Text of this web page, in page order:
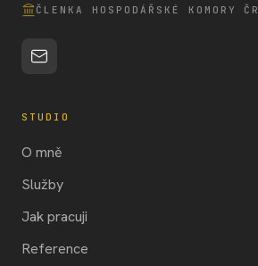
ČLENKA HOSPODÁŘSKÉ KOMORY ČR
STUDIO
O mně
Služby
Jak pracuji
Reference